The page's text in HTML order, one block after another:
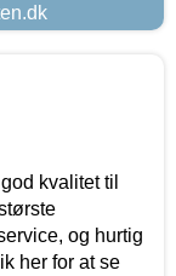
kvalitet til
og hurtig
her for at se